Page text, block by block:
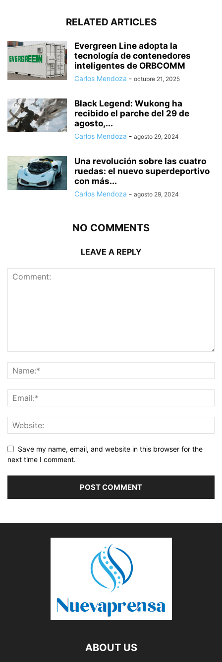
RELATED ARTICLES
Evergreen Line adopta la
tecnología de contenedores
inteligentes de ORBCOMM
Carlos Mendoza - octubre 21, 2025
Black Legend: Wukong ha
recibido el parche del 29 de
agosto,...
Carlos Mendoza - agosto 29, 2024
Una revolución sobre las cuatro
ruedas: el nuevo superdeportivo
con más...
Carlos Mendoza - agosto 29, 2024
NO COMMENTS
LEAVE A REPLY
Save my name, email, and website in this browser for the
next time I comment.
ABOUT US